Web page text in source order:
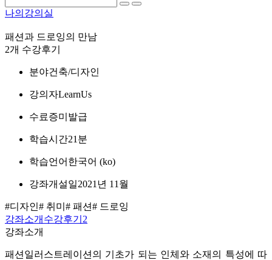
나의강의실
패션과 드로잉의 만남
2개 수강후기
분야건축/디자인
강의자LearnUs
수료증미발급
학습시간21분
학습언어 한국어 ‎(ko)‎
강좌개설일2021년 11월
#디자인# 취미 # 패션# 드로잉
강좌소개 수강후기 2
강좌소개
패션일러스트레이션의 기초가 되는 인체와 소재의 특성에 따